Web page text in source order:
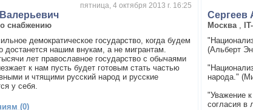
пятница, 4 октября 2013 г. 16:25
снабжению
демократическое государство, когда будем
достанется нашим внукам, а не мигрантам.
лет православное государство с обычаями
к нам пусть будет готовым стать частью
и чтящими русский народ и русские
у себя.
(0)
Сергеев
Москва
(Альберт
народа."
"Уважение
согласия в